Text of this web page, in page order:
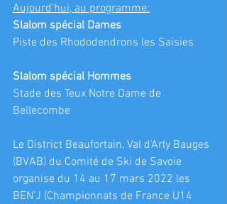
Aujourd'hui, au programme:
Slalom spécial Dames
Piste des Rhododendrons les Saisies
Slalom spécial Hommes
Stade des Teux Notre Dame de
Bellecombe
Le District Beaufortain, Val d’Arly Bauges
(BVAB) du Comité de Ski de Savoie
organise du 14 au 17 mars 2022 les
BEN’J (Championnats de France U14